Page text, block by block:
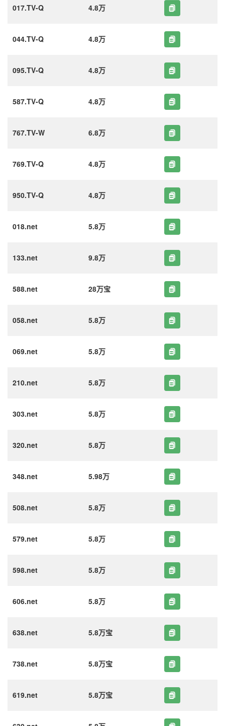
017.TV-Q 4.8万
044.TV-Q 4.8万
095.TV-Q 4.8万
587.TV-Q 4.8万
767.TV-W 6.8万
769.TV-Q 4.8万
950.TV-Q 4.8万
018.net 5.8万
133.net 9.8万
588.net 28万宝
058.net 5.8万
069.net 5.8万
210.net 5.8万
303.net 5.8万
320.net 5.8万
348.net 5.98万
508.net 5.8万
579.net 5.8万
598.net 5.8万
606.net 5.8万
638.net 5.8万宝
738.net 5.8万宝
619.net 5.8万宝